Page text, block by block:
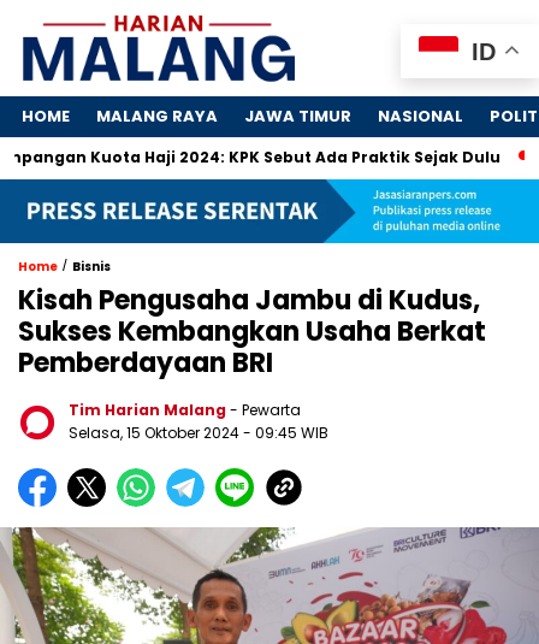
HOME MALANG RAYA JAWA TIMUR NASIONAL
Kuota Haji 2024: KPK Sebut Ada Praktik Sejak Dulu Dosa-
Home / Bisnis
Kisah Pengusaha Jambu di Kudus,
Sukses Kembangkan Usaha Berkat
Pemberdayaan BRI
Tim Harian Malang- Pewarta
Selasa, 15 Oktober 2024- 09:45 WIB
ID